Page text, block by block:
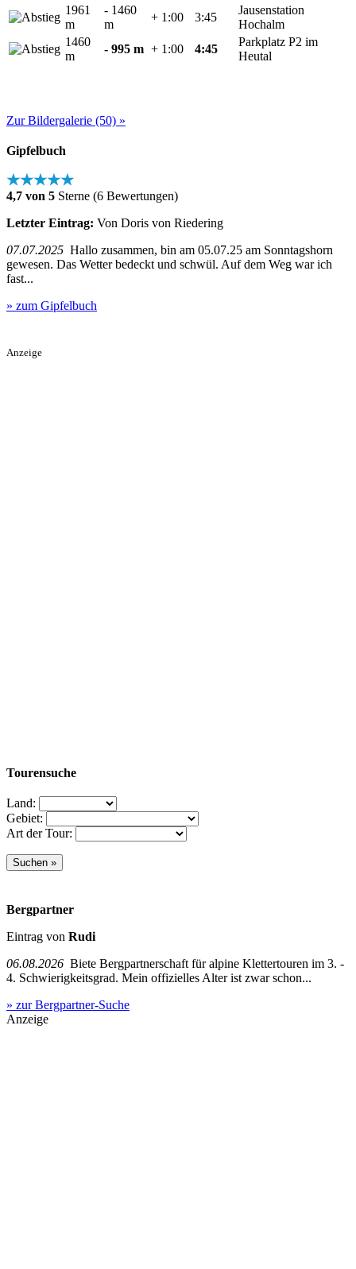
1961
m
- 1460
m
+ 1:00 3:45
Jausenstation
Hochalm
1460
m
- 995 m + 1:00 4:45
Parkplatz P2 im
Heutal
Zur Bildergalerie (50) »
Gipfelbuch
★★★★★
4,7 von 5 Sterne (6 Bewertungen)
Letzter Eintrag: Von Doris von Riedering
07.07.2025 Hallo zusammen, bin am 05.07.25 am Sonntagshorn
gewesen. Das Wetter bedeckt und schwül. Auf dem Weg war ich
fast...
» zum Gipfelbuch
Anzeige
Tourensuche
Land:
Gebiet:
Art der Tour:
Bergpartner
Eintrag von Rudi
06.08.2026 Biete Bergpartnerschaft für alpine Klettertouren im 3. -
4. Schwierigkeitsgrad. Mein offizielles Alter ist zwar schon...
» zur Bergpartner-Suche
Anzeige